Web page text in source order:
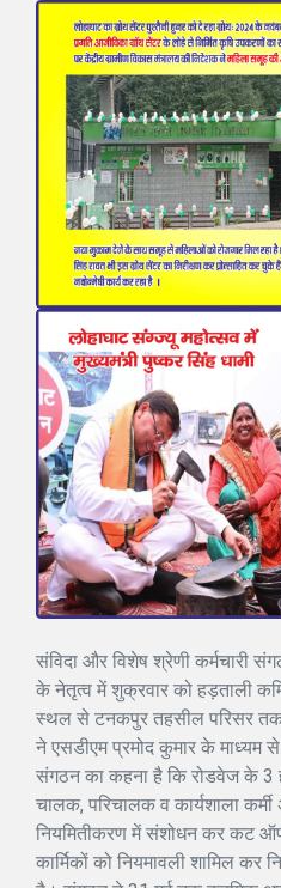
संविदा और विशेष श्रेणी कर्मचारी
के नेतृत्व में शुक्रवार को हड़ताली
स्थल से टनकपुर तहसील परिसर
ने एसडीएम प्रमोद कुमार के माध्यम
संगठन का कहना है कि रोडवेज के 3
चालक, परिचालक व कार्यशाला
नियमितीकरण में संशोधन कर कट
कार्मिकों को नियमावली शामिल कर